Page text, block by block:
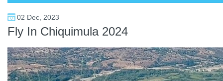
02 Dec, 2023
Fly In Chiquimula 2024